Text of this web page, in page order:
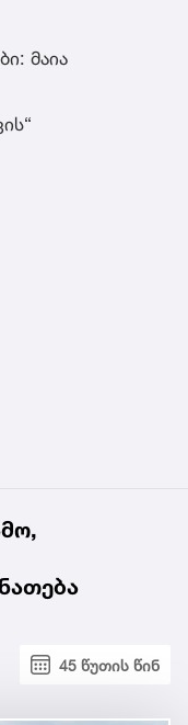
მაია
45 წუთის წინ